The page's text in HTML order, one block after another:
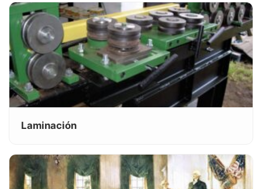
Laminación